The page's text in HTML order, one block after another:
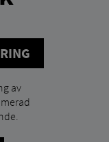
av